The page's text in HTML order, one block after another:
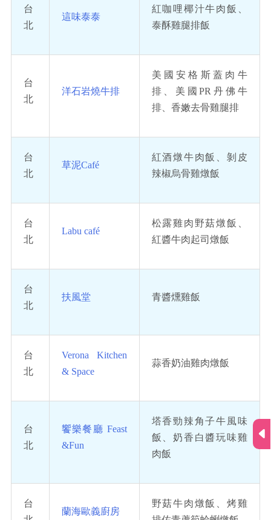
台
北
這味泰泰
紅咖哩椰汁牛肉飯、
泰酥雞腿排飯
台
北
洋石岩燒牛排
美國安格斯蓋肉牛
排、美國PR丹佛牛
排、香嫩去骨雞腿排
台
北
草泥Café
紅酒燉牛肉飯、剝皮
辣椒烏骨雞燉飯
台
北
Labu café
松露雞肉野菇燉飯、
紅醬牛肉起司燉飯
台
北
扶風堂 青醬燻雞飯
台
北
Verona Kitchen
& Space
蒜香奶油雞肉燉飯
台
北
饗樂餐廳 Feast
&Fun
塔香勁辣角子牛風味
飯、奶香白醬玩味雞
肉飯
台
蘭海歐義廚房
野菇牛肉燉飯、烤雞